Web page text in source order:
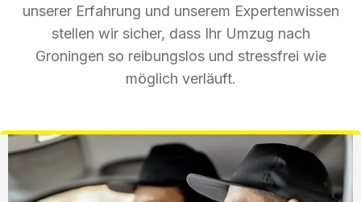
unserer Erfahrung und unserem Expertenwissen
stellen wir sicher, dass Ihr Umzug nach
Groningen so reibungslos und stressfrei wie
möglich verläuft.